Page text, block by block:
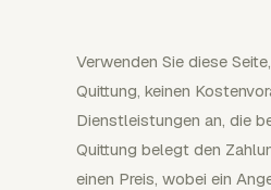
Verwenden Sie diese
Quittung, keinen
Dienstleistungen an, die
Quittung belegt den
einen Preis, wobei ein